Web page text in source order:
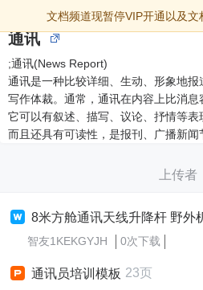
文档频道现暂停VIP开通以及文
通讯
;通讯(News Report)
通讯是一种比较详细、生动、形象地
写作体裁。通常，通讯在内容上比消息
它可以有叙述、描写、议论、抒情等表
而且还具有可读性，是报刊、广播新闻
上传者
8米方舱通讯天线升降杆 野外
智友1KEKGYJH 0次下载
通讯员培训模板 23页